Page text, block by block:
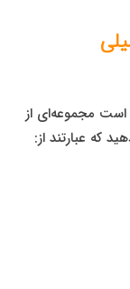
است مجموعه‌ای از
که عبارتند از: